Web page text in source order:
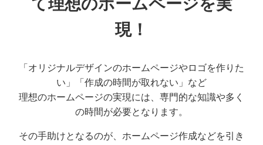
て理想のホームページを実
現！
「オリジナルデザインのホームページやロゴを作りた
い」「作成の時間が取れない」など
理想のホームページの実現には、専門的な知識や多く
の時間が必要となります。
その手助けとなるのが、ホームページ作成などを引き